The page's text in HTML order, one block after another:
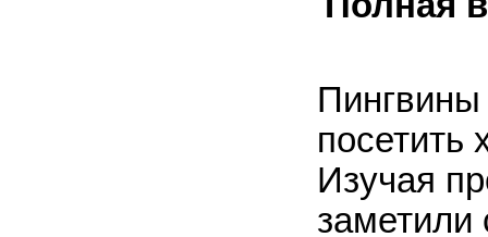
посетить
Изучая
заметили